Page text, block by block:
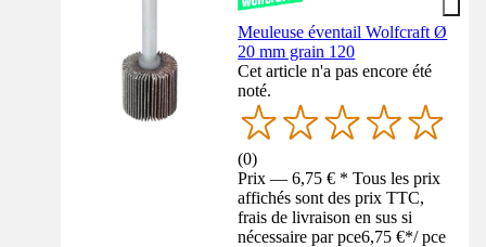
Meuleuse éventail Wolfcraft Ø
20 mm grain 120
Cet article n'a pas encore été
noté.
(0)
Prix — 6,75 € * Tous les prix
affichés sont des prix TTC,
frais de livraison en sus si
nécessaire par pce6,75 €*/ pce